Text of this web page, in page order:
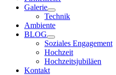
Galerie
Technik
Ambiente
BLOG
Soziales Engagement
Hochzeit
Hochzeitsjubiläen
Kontakt